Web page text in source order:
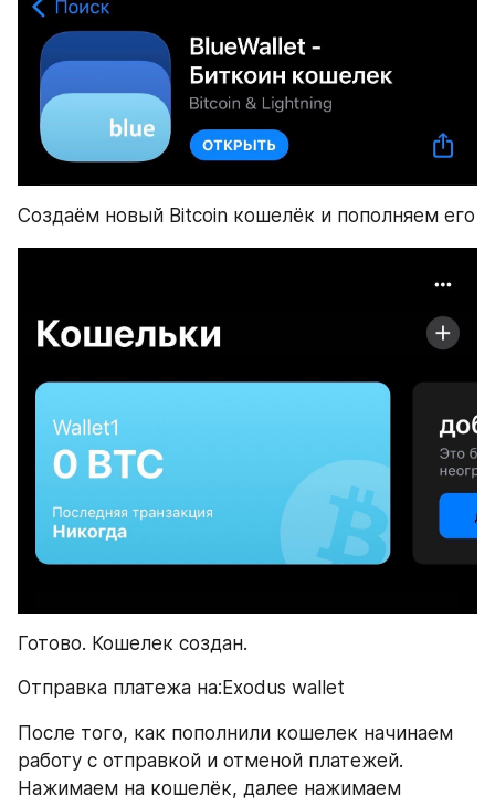
​Создаём новый Bitcoin кошелёк и пополняем его
​Готово. Кошелек создан.
​Отправка платежа на:​Exodus wallet
​После того, как пополнили кошелек начинаем
работу с отправкой и отменой платежей.
Нажимаем на кошелёк, далее нажимаем